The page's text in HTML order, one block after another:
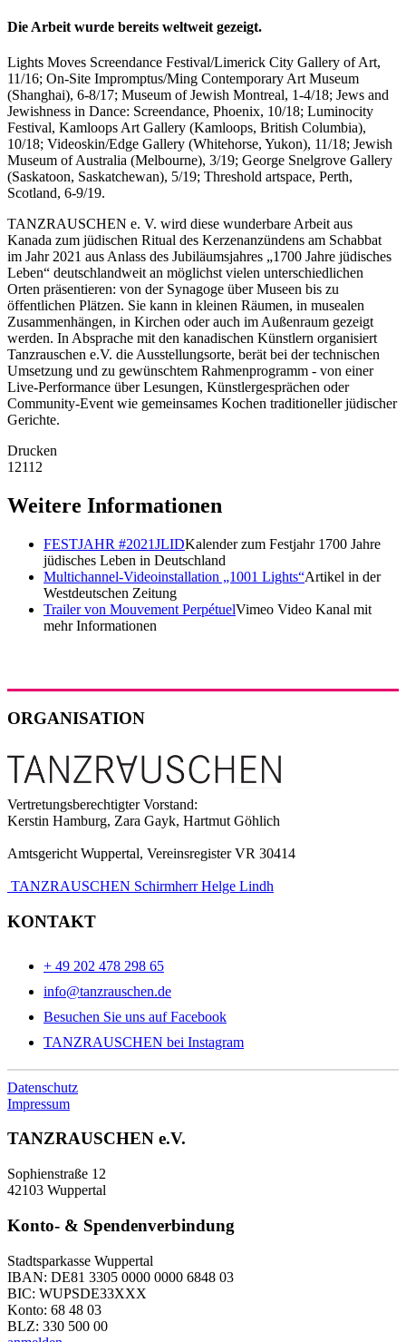
Die Arbeit wurde bereits weltweit gezeigt.
Lights Moves Screendance Festival/Limerick City Gallery of Art,
11/16; On-Site Impromptus/Ming Contemporary Art Museum
(Shanghai), 6-8/17; Museum of Jewish Montreal, 1-4/18; Jews and
Jewishness in Dance: Screendance, Phoenix, 10/18; Luminocity
Festival, Kamloops Art Gallery (Kamloops, British Columbia),
10/18; Videoskin/Edge Gallery (Whitehorse, Yukon), 11/18; Jewish
Museum of Australia (Melbourne), 3/19; George Snelgrove Gallery
(Saskatoon, Saskatchewan), 5/19; Threshold artspace, Perth,
Scotland, 6-9/19.
TANZRAUSCHEN e. V. wird diese wunderbare Arbeit aus
Kanada zum jüdischen Ritual des Kerzenanzündens am Schabbat
im Jahr 2021 aus Anlass des Jubiläumsjahres „1700 Jahre jüdisches
Leben“ deutschlandweit an möglichst vielen unterschiedlichen
Orten präsentieren: von der Synagoge über Museen bis zu
öffentlichen Plätzen. Sie kann in kleinen Räumen, in musealen
Zusammenhängen, in Kirchen oder auch im Außenraum gezeigt
werden. In Absprache mit den kanadischen Künstlern organisiert
Tanzrauschen e.V. die Ausstellungsorte, berät bei der technischen
Umsetzung und zu gewünschtem Rahmenprogramm - von einer
Live-Performance über Lesungen, Künstlergesprächen oder
Community-Event wie gemeinsames Kochen traditioneller jüdischer
Gerichte.
Drucken
12112
Weitere Informationen
FESTJAHR #2021JLIDKalender zum Festjahr 1700 Jahre
jüdisches Leben in Deutschland
Multichannel-Videoinstallation „1001 Lights“Artikel in der
Westdeutschen Zeitung
Trailer von Mouvement PerpétuelVimeo Video Kanal mit
mehr Informationen
ORGANISATION
Vertretungsberechtigter Vorstand:
Kerstin Hamburg, Zara Gayk, Hartmut Göhlich
Amtsgericht Wuppertal, Vereinsregister VR 30414
TANZRAUSCHEN Schirmherr Helge Lindh
KONTAKT
+ 49 202 478 298 65
info@tanzrauschen.de
Besuchen Sie uns auf Facebook
TANZRAUSCHEN bei Instagram
Datenschutz
Impressum
TANZRAUSCHEN e.V.
Sophienstraße 12
42103 Wuppertal
Konto- & Spendenverbindung
Stadtsparkasse Wuppertal
IBAN: DE81 3305 0000 0000 6848 03
BIC: WUPSDE33XXX
Konto: 68 48 03
BLZ: 330 500 00